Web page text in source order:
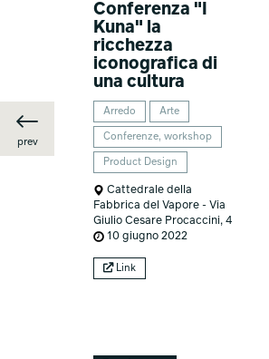
Conferenza "I
Kuna" la
ricchezza
iconografica di
una cultura
Arredo Arte
Conferenze, workshop
Product Design
Cattedrale della
Fabbrica del Vapore - Via
Giulio Cesare Procaccini, 4
10 giugno 2022
Link
prev